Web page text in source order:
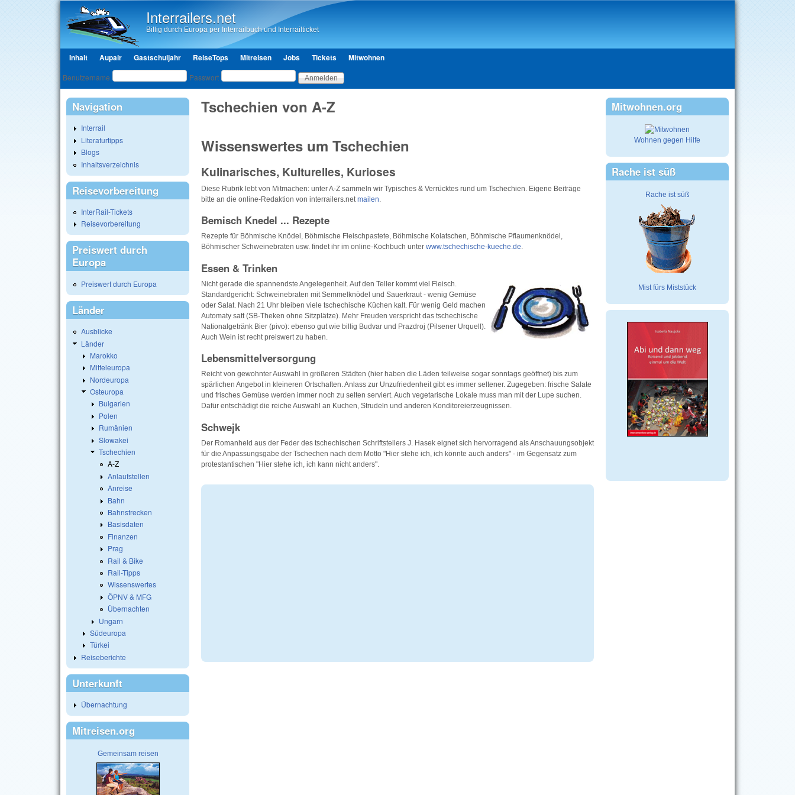
Interrailers.net
Billig durch Europa per Interrailbuch und Interrailticket
Hauptmenü
Inhalt Aupair Gastschuljahr ReiseTops Mitreisen Jobs Tickets Mitwohnen
Benutzeranmeldung
Benutzername Passwort
Tschechien von A-Z
Wissenswertes um Tschechien
Kulinarisches, Kulturelles, Kurioses
Diese Rubrik lebt von Mitmachen: unter A-Z sammeln wir Typisches & Verrücktes rund um Tschechien. Eigene Beiträge
bitte an die online-Redaktion von interrailers.net mailen
Bemisch Knedel ... Rezepte
Rezepte für Böhmische Knödel, Böhmische Fleischpastete, Böhmische Kolatschen, Böhmische Pflaumenknödel,
Böhmischer Schweinebraten usw. findet ihr im online-Kochbuch unter www.tschechische-kueche.de.
Essen & Trinken
Nicht gerade die spannendste Angelegenheit. Auf den Teller kommt viel Fleisch.
Standardgericht: Schweinebraten mit Semmelknödel und Sauerkraut - wenig Gemüse
oder Salat. Nach 21 Uhr bleiben viele tschechische Küchen kalt. Für wenig Geld machen
Automaty satt (SB-Theken ohne Sitzplätze). Mehr Freuden verspricht das tschechische
Nationalgetränk Bier (pivo): ebenso gut wie billig Budvar und Prazdroj (Pilsener Urquell).
Auch Wein ist recht preiswert zu haben.
Lebensmittelversorgung
Reicht von gewohnter Auswahl in größeren Städten (hier haben die Läden teilweise sogar sonntags geöffnet) bis zum
spärlichen Angebot in kleineren Ortschaften. Anlass zur Unzufriedenheit gibt es immer seltener. Zugegeben: frische Salate
und frisches Gemüse werden immer noch zu selten serviert. Auch vegetarische Lokale muss man mit der Lupe suchen.
Dafür entschädigt die reiche Auswahl an Kuchen, Strudeln und anderen Konditoreierzeugnissen.
Schwejk
Der Romanheld aus der Feder des tschechischen Schriftstellers J. Hasek eignet sich hervorragend als Anschauungsobjekt
für die Anpassungsgabe der Tschechen nach dem Motto "Hier stehe ich, ich könnte auch anders" - im Gegensatz zum
protestantischen "Hier stehe ich, ich kann nicht anders".
Navigation
Interrail
Literaturtipps
Blogs
Inhaltsverzeichnis
Reisevorbereitung
InterRail-Tickets
Reisevorbereitung
Preiswert durch
Europa
Preiswert durch Europa
Länder
Ausblicke
Länder
Marokko
Mitteleuropa
Nordeuropa
Osteuropa
Bulgarien
Polen
Rumänien
Slowakei
Tschechien
A-Z
Anlaufstellen
Anreise
Bahn
Bahnstrecken
Basisdaten
Finanzen
Prag
Rail & Bike
Rail-Tipps
Wissenswertes
ÖPNV & MFG
Übernachten
Ungarn
Südeuropa
Türkei
Reiseberichte
Unterkunft
Übernachtung
Mitreisen.org
Gemeinsam reisen
Mitwohnen.org
Wohnen gegen Hilfe
Rache ist süß
Rache ist süß
Mist fürs Miststück